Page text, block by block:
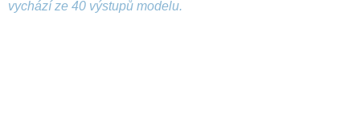
vychází ze 40 výstupů modelu.